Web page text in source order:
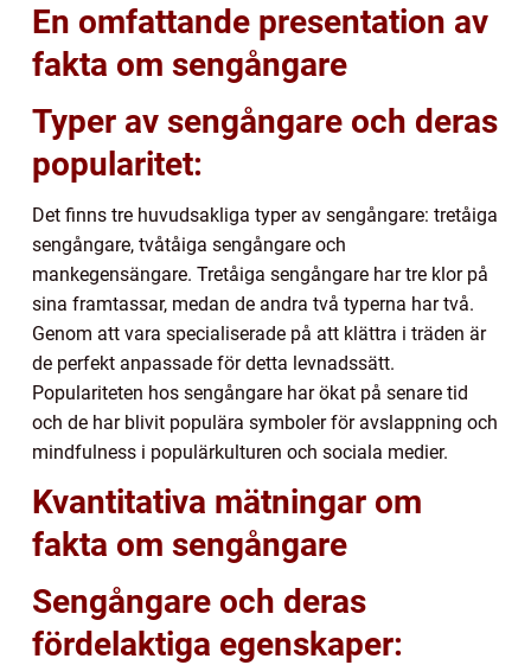
En omfattande presentation av
fakta om sengångare
Typer av sengångare och deras
popularitet:
Det finns tre huvudsakliga typer av sengångare: tretåiga
sengångare, tvåtåiga sengångare och
mankegensängare. Tretåiga sengångare har tre klor på
sina framtassar, medan de andra två typerna har två.
Genom att vara specialiserade på att klättra i träden är
de perfekt anpassade för detta levnadssätt.
Populariteten hos sengångare har ökat på senare tid
och de har blivit populära symboler för avslappning och
mindfulness i populärkulturen och sociala medier.
Kvantitativa mätningar om
fakta om sengångare
Sengångare och deras
fördelaktiga egenskaper: